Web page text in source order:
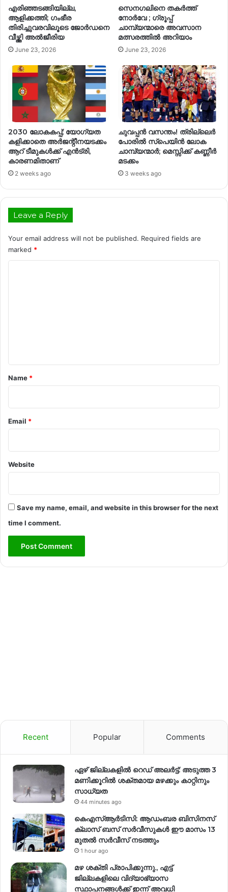
എരിഞ്ഞടങ്ങിയില്ല,
ആളിക്കത്തി; ഗംഭീര
തിരിച്ചുവരവിലൂടെ ജോർഡനെ
വീഴ്ത്തി അൽജീരിയ
June 23, 2026
സെനഗലിനെ തകർത്ത്
നോർവേ ; ഗ്രൂപ്പ്
ചാമ്പ്യന്മാരെ അവസാന
മത്സരത്തിൽ അറിയാം
June 23, 2026
2030 ലോകകപ്പ്; യോഗ്യത
കളിക്കാതെ അർജന്റീനയടക്കം
ആറ് ടീമുകൾക്ക് എൻട്രി,
കാരണമിതാണ്
2 weeks ago
ചുവപ്പൻ വസന്തം! ത്രില്ലെർ
പോരിൽ സ്പെയിൻ ലോക
ചാമ്പ്യന്മാർ; മെസ്സിക്ക് കണ്ണീർ
മടക്കം
3 weeks ago
Leave a Reply
Your email address will not be published. Required fields are
marked *
*
Name *
Email *
Website
Save my name, email, and website in this browser for the next
time I comment.
Recent Popular Comments
ഏഴ് ജില്ലകളില്‍ റെഡ് അലര്‍ട്ട്: അടുത്ത 3
മണിക്കൂറിൽ ശക്തമായ മഴക്കും കാറ്റിനും
സാധ്യത
44 minutes ago
കെഎസ്ആർടിസി: ആഡംബര ബിസിനസ്
ക്ലാസ് ബസ് സർവീസുകൾ ഈ മാസം 13
മുതൽ സർവീസ് നടത്തും
1 hour ago
മഴ ശക്തി പ്രാപിക്കുന്നു., എട്ട്
ജില്ലകളിലെ വിദ്യാഭ്യാസ
സ്ഥാപനങ്ങള്‍ക്ക് ഇന്ന് അവധി